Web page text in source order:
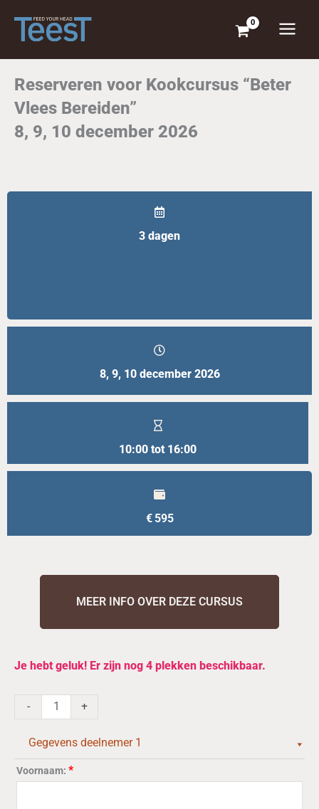
naar
inhoud
Reserveren voor Kookcursus “Beter
Vlees Bereiden”
8, 9, 10 december 2026
3 dagen
8, 9, 10 december 2026
10:00 tot 16:00
€ 595
MEER INFO OVER DEZE CURSUS
Je hebt geluk! Er zijn nog 4 plekken beschikbaar.
-
Kookcursus
Bereiden"
10
december
+
Gegevens deelnemer 1
Voornaam: *